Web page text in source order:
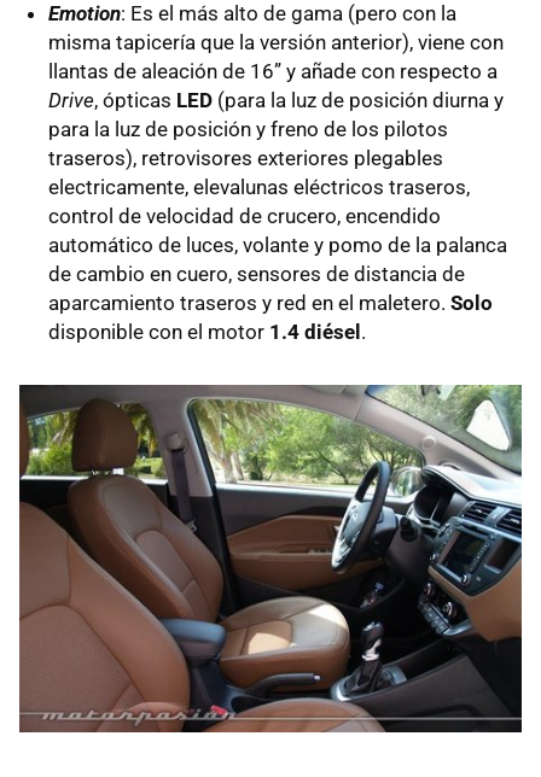
Emotion: Es el más alto de gama (pero con la
misma tapicería que la versión anterior), viene con
llantas de aleación de 16” y añade con respecto a
Drive, ópticas LED (para la luz de posición diurna y
para la luz de posición y freno de los pilotos
traseros), retrovisores exteriores plegables
electricamente, elevalunas eléctricos traseros,
control de velocidad de crucero, encendido
automático de luces, volante y pomo de la palanca
de cambio en cuero, sensores de distancia de
aparcamiento traseros y red en el maletero. Solo
disponible con el motor 1.4 diésel .